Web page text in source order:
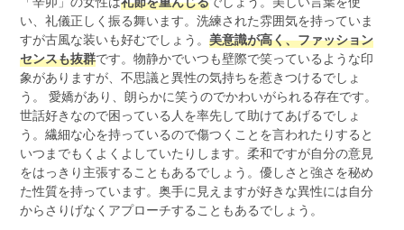
い、礼儀正しく振る舞います。洗練された雰囲気を持っていま
すが古風な装いも好むでしょう。美意識が高く、ファッション
センスも抜群です。物静かでいつも壁際で笑っているような印
象がありますが、不思議と異性の気持ちを惹きつけるでしょ
う。 愛嬌があり、朗らかに笑うのでかわいがられる存在です。
世話好きなので困っている人を率先して助けてあげるでしょ
う。繊細な心を持っているので傷つくことを言われたりすると
いつまでもくよくよしていたりします。柔和ですが自分の意見
をはっきり主張することもあるでしょう。優しさと強さを秘め
た性質を持っています。奥手に見えますが好きな異性には自分
からさりげなくアプローチすることもあるでしょう。